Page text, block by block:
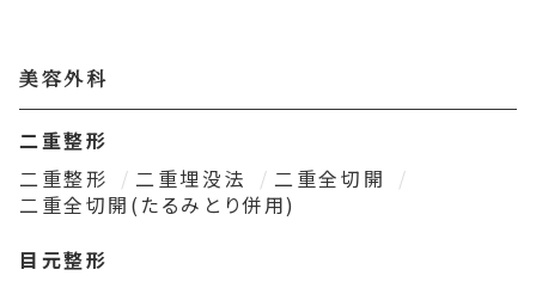
美容外科
二重整形
二重整形
二重埋没法
二重全切開
二重全切開(たるみとり併用)
目元整形